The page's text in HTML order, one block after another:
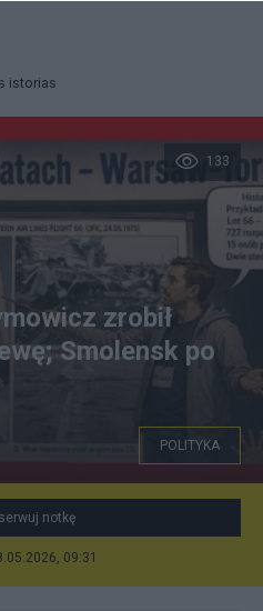
istorias
133
zrobił
Smolensk po
POLITYKA
notkę
09:31